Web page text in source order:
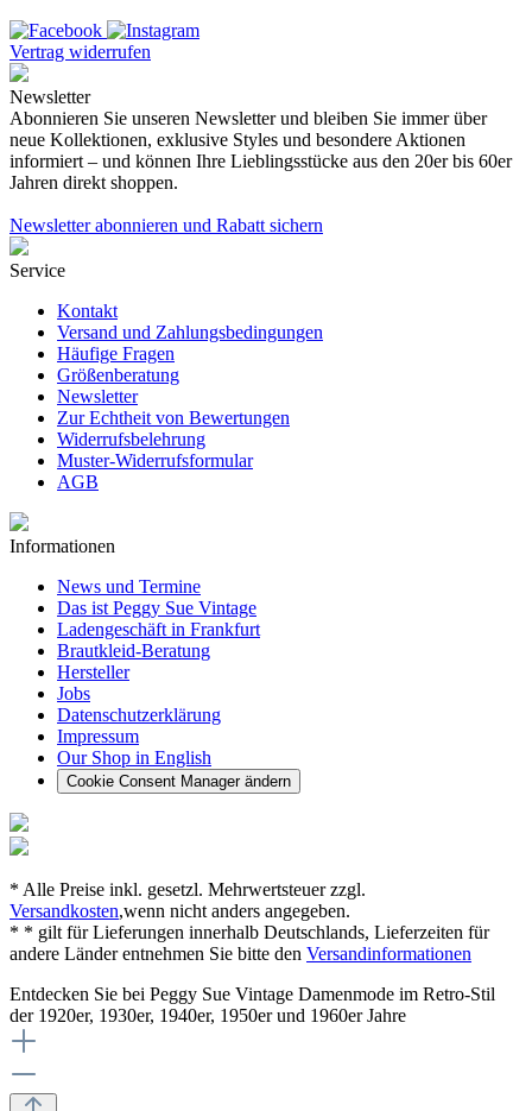
Vertrag widerrufen
Newsletter
Abonnieren Sie unseren Newsletter und bleiben Sie immer über
neue Kollektionen, exklusive Styles und besondere Aktionen
informiert – und können Ihre Lieblingsstücke aus den 20er bis 60er
Jahren direkt shoppen.
Newsletter abonnieren und Rabatt sichern
Service
Kontakt
Versand und Zahlungsbedingungen
Häufige Fragen
Größenberatung
Newsletter
Zur Echtheit von Bewertungen
Widerrufsbelehrung
Muster-Widerrufsformular
AGB
Informationen
News und Termine
Das ist Peggy Sue Vintage
Ladengeschäft in Frankfurt
Brautkleid-Beratung
Hersteller
Jobs
Datenschutzerklärung
Impressum
Our Shop in English
Cookie Consent Manager ändern
* Alle Preise inkl. gesetzl. Mehrwertsteuer zzgl.
Versandkosten,wenn nicht anders angegeben.
* * gilt für Lieferungen innerhalb Deutschlands, Lieferzeiten für
andere Länder entnehmen Sie bitte den Versandinformationen
Entdecken Sie bei Peggy Sue Vintage Damenmode im Retro-Stil
der 1920er, 1930er, 1940er, 1950er und 1960er Jahre